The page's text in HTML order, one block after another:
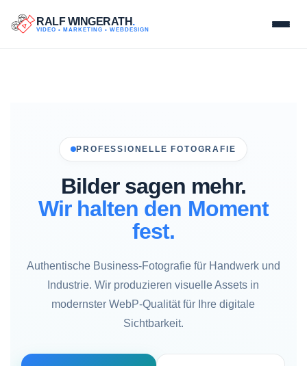
RALF WINGERATH.
VIDEO • MARKETING • WEBDESIGN
PROFESSIONELLE FOTOGRAFIE
Bilder sagen mehr.
Wir halten den Moment
fest.
Authentische Business-Fotografie für Handwerk und
Industrie. Wir produzieren visuelle Assets in
modernster WebP-Qualität für Ihre digitale
Sichtbarkeit.